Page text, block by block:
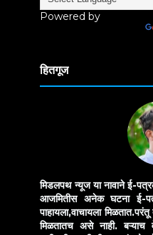
Powered by
हितगूज
मिडलपथ न्यूज या नावाने ई-
आजमितीस अनेक घटना ई-
पाहायला,वाचायला
मिळतातच असे नाही.